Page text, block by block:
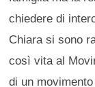
chiedere di
Chiara si sono
così vita al
di un